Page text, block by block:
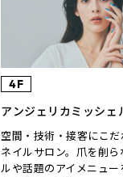
4F
アンジェリカミッシェ
空間・技術・接客にこだ
ネイルサロン。爪を削ら
ルや話題のアイメニュー